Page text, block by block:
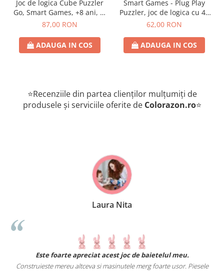
Joc de logica Cube Puzzler
Go, Smart Games, +8 ani, lb
romana
87,00 RON
ADAUGA IN COS
Smart Games - Plug Play
Puzzler, joc de logica cu 48
de provocari, 6+ ani, lb
62,00 RON
ADAUGA IN COS
⭐Recenziile din partea clienților mulțumiți de
produsele și serviciile oferite de Colorazon.ro⭐
Laura Nita
Este foarte apreciat acest joc de baietelul meu.
Construieste mereu altceva si masinutele merg foarte usor. Piesele